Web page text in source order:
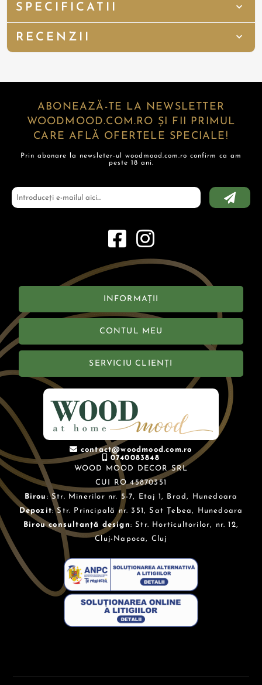
SPECIFICATII
RECENZII
ABONEAZĂ-TE LA NEWSLETTER
WOODMOOD.COM.RO ȘI FII PRIMUL
CARE AFLĂ OFERTELE SPECIALE!
Prin abonare la newsleter-ul woodmood.com.ro confirm ca am
peste 18 ani.
INFORMAȚII
CONTUL MEU
SERVICIU CLIENȚI
contact@woodmood.com.ro
0740083848
WOOD MOOD DECOR SRL
CUI RO 45870351
Birou : Str. Minerilor nr. 5-7, Etaj 1, Brad, Hunedoara
Depozit: Str. Principală nr. 351, Sat Țebea, Hunedoara
Birou consultanță design: Str. Horticultorilor, nr. 12,
Cluj-Napoca, Cluj